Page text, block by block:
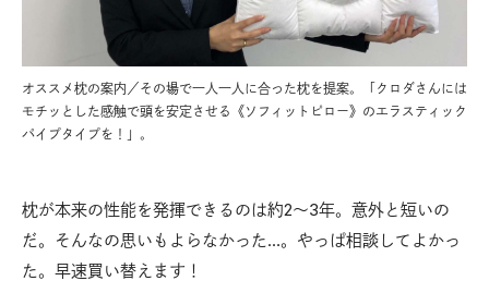
オススメ枕の案内／その場で一人一人に合った枕を提案。「クロダさんには
モチッとした感触で頭を安定させる《ソフィットピロー》のエラスティック
パイプタイプを！」。
枕が本来の性能を発揮できるのは約2～3年。意外と短いの
だ。そんなの思いもよらなかった…。やっぱ相談してよかっ
た。早速買い替えます！